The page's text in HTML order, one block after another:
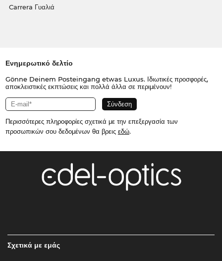
Carrera Γυαλιά
Ενημερωτικό δελτίο
Gönne Deinem Posteingang etwas Luxus. Ιδιωτικές προσφορές,
αποκλειστικές εκπτώσεις και πολλά άλλα σε περιμένουν!
Περισσότερες πληροφορίες σχετικά με την επεξεργασία των
προσωπικών σου δεδομένων θα βρεις εδώ.
Σχετικά με εμάς